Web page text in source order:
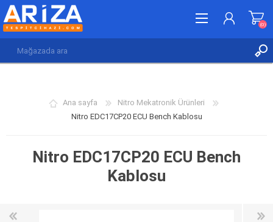
(0)
(0)
Ana sayfa
Nitro Mekatronik Ürünleri
Nitro EDC17CP20 ECU Bench Kablosu
Nitro EDC17CP20 ECU Bench
Kablosu